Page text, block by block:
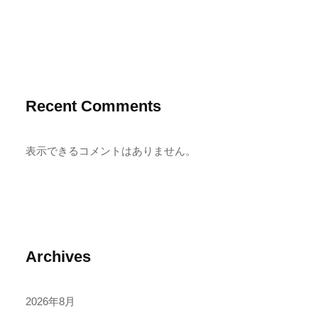
Recent Comments
表示できるコメントはありません。
Archives
2026年8月